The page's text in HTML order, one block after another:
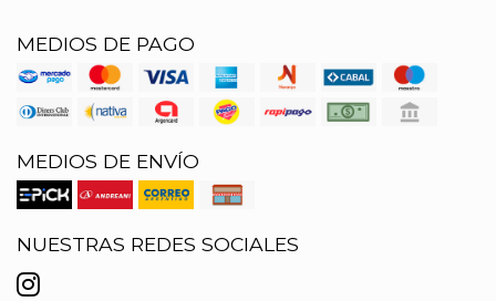
MEDIOS DE PAGO
MEDIOS DE ENVÍO
NUESTRAS REDES SOCIALES